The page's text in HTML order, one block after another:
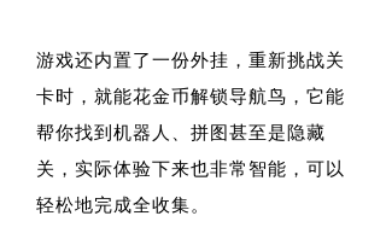
游戏还内置了一份外挂，重新挑战关
卡时，就能花金币解锁导航鸟，它能
帮你找到机器人、拼图甚至是隐藏
关，实际体验下来也非常智能，可以
轻松地完成全收集。